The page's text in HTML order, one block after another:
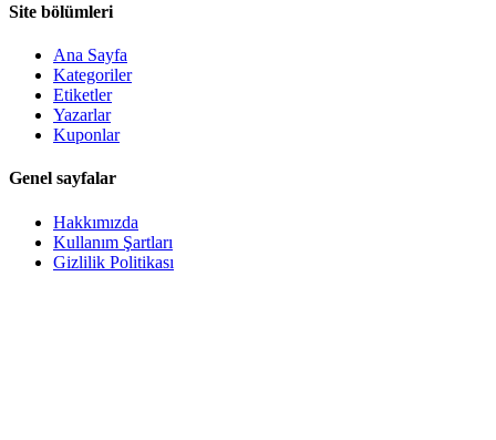
Site bölümleri
Ana Sayfa
Kategoriler
Etiketler
Yazarlar
Kuponlar
Genel sayfalar
Hakkımızda
Kullanım Şartları
Gizlilik Politikası